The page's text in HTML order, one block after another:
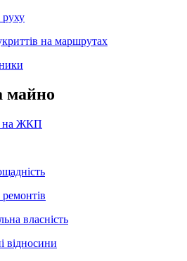
руху
на маршрутах
майно
на ЖКП
власність
відносини